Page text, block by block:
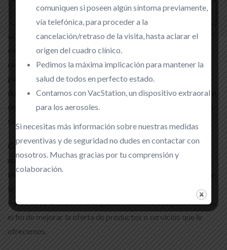
servicios que en ella existan como, por ejemplo, controlar el
tráfico y la comunicación de datos, identificar la sesión,
acceder a partes de acceso restringido, recordar los
elementos que integran un pedido, realizar el proceso de
compra de un pedido, realizar la solicitud de inscripción o
participación en un evento, utilizar elementos de seguridad
durante la navegación, almacenar contenidos para la difusión
de videos o sonido o compartir contenidos a través de redes
sociales.
Cookies de análisis: Son aquellas que bien tratadas por
nosotros o por terceros, nos permiten cuantificar el número
de usuarios y así realizar la medición y análisis estadístico de
la utilización que hacen los usuarios del servicio ofertado.
Para ello se analiza su navegación en nuestra página web con
el fin de mejorar la oferta de productos o servicios que le
ofrecemos.
Avanzada
comuniquen si poseen algún síntoma previamente,
vía telefónica, para proceder a la
cancelación/retraso de la visita, hasta aclarar el
origen del cuadro clínico.
Pedimos la máxima implicación para mantener la
salud de todos en perfecto estado.
Contamos con VacStation, un dispositivo extraoral
para los aerosoles.
Si necesitas más información sobre nuestras medidas
preventivas y de seguridad no dudes en contactar con
nosotros. Muchas gracias por tu comprensión y
colaboración.